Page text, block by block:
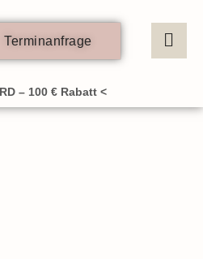
Terminanfrage
– 100 € Rabatt <